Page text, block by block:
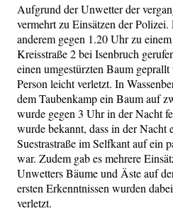
Aufgrund der Unwetter der
vermehrt zu Einsätzen der
anderem gegen 1.20 Uhr zu
Kreisstraße 2 bei Isenbruch
einen umgestürzten Baum
Person leicht verletzt. In
dem Taubenkamp ein Baum auf
wurde gegen 3 Uhr in der Nacht
wurde bekannt, dass in der Nacht
Suestrastraße im Selfkant auf ein
war. Zudem gab es mehrere
Unwetters Bäume und Äste auf
ersten Erkenntnissen wurden
verletzt.